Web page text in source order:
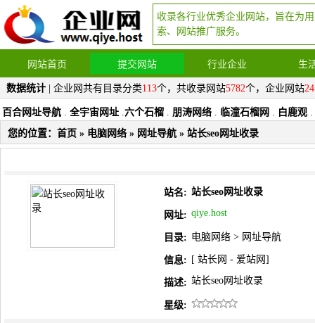
收录各行业优秀企业网站，旨在为
索、网站推广服务。
网站首页 提交网站 行业企业 生
数据统计 | 企业网共有目录分类113个，共收录网站5782个，企业网站
百合网址导航 . 全宇宙网址 .六个石榴 . 朋涛网络 . 临潼石榴网 . 白鹿观 .
您的位置： 首页 » 电脑网络 » 网址导航 » 站长seo网址收录
站名: 站长seo网址收录
网址: qiye.host
目录: 电脑网络 > 网址导航
信息: [ 站长网 - 爱站网 ]
描述: 站长seo网址收录
星级: